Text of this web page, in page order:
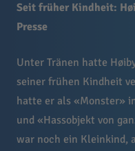
Seit früher Kindheit:
Presse
Unter Tränen hatte
seiner frühen Kindheit
hatte er als «Monster»
und «Hassobjekt von
war noch ein Kleinkind,